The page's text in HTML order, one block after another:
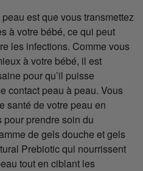
est que vous transmettez
à votre bébé, ce qui peut
les infections. Comme vous
à votre bébé, il est
pour qu’il puisse
contact peau à peau. Vous
santé de votre peau en
prendre soin du
de gels douche et gels
Prebiotic qui nourrissent
tout en ciblant les